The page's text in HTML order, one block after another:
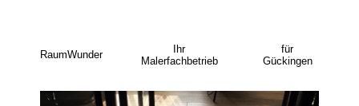
RaumWunder
Ihr
Malerfachbetrieb
für
Gückingen